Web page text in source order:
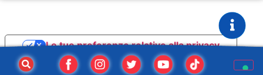
Informativa sulla raccolta
Le tue preferenze relative alla privacy